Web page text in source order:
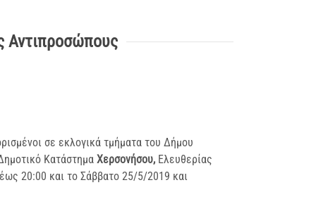
Αντιπροσώπους
σε εκλογικά τμήματα του Δήμου
Κατάστημα Χερσονήσου,Ελευθερίας
20:00 και το Σάββατο 25/5/2019 και